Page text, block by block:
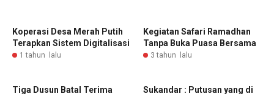
Koperasi Desa Merah Putih
Terapkan Sistem Digitalisasi
1 tahun lalu
Kegiatan Safari Ramadhan
Tanpa Buka Puasa Bersama
3 tahun lalu
Tiga Dusun Batal Terima
Sukandar : Putusan yang di